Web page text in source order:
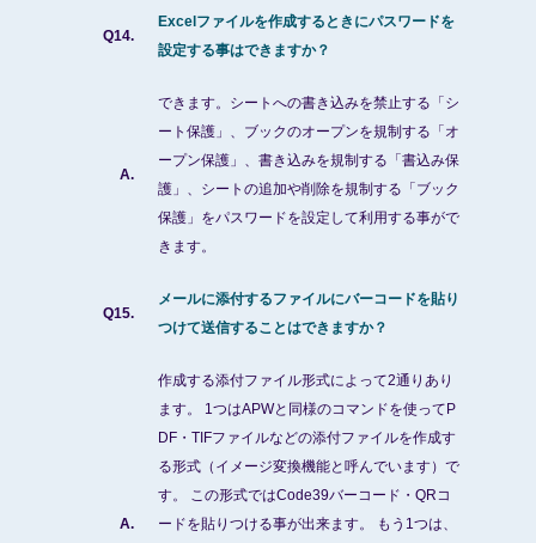
Q14.
Excelファイルを作成するときにパスワードを
設定する事はできますか？
A.
できます。シートへの書き込みを禁止する「シ
ート保護」、ブックのオープンを規制する「オ
ープン保護」、書き込みを規制する「書込み保
護」、シートの追加や削除を規制する「ブック
保護」をパスワードを設定して利用する事がで
きます。
Q15.
メールに添付するファイルにバーコードを貼り
つけて送信することはできますか？
A.
作成する添付ファイル形式によって2通りあり
ます。 1つはAPWと同様のコマンドを使ってP
DF・TIFファイルなどの添付ファイルを作成す
る形式（イメージ変換機能と呼んでいます）で
す。 この形式ではCode39バーコード・QRコ
ードを貼りつける事が出来ます。 もう1つは、